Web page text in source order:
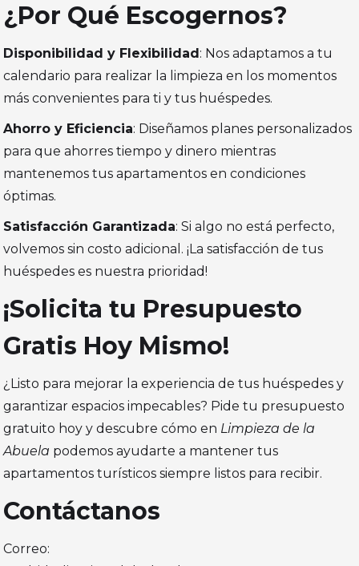
¿Por Qué Escogernos?
Disponibilidad y Flexibilidad : Nos adaptamos a tu
calendario para realizar la limpieza en los momentos
más convenientes para ti y tus huéspedes.
Ahorro y Eficiencia: Diseñamos planes personalizados
para que ahorres tiempo y dinero mientras
mantenemos tus apartamentos en condiciones
óptimas.
Satisfacción Garantizada: Si algo no está perfecto,
volvemos sin costo adicional. ¡La satisfacción de tus
huéspedes es nuestra prioridad!
¡Solicita tu Presupuesto
Gratis Hoy Mismo!
¿Listo para mejorar la experiencia de tus huéspedes y
garantizar espacios impecables? Pide tu presupuesto
gratuito hoy y descubre cómo en Limpieza de la
Abuela podemos ayudarte a mantener tus
apartamentos turísticos siempre listos para recibir.
Contáctanos
Correo: